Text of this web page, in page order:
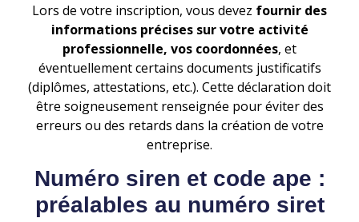
Lors de votre inscription, vous devez fournir des
informations précises sur votre activité
professionnelle, vos coordonnées, et
éventuellement certains documents justificatifs
(diplômes, attestations, etc.). Cette déclaration doit
être soigneusement renseignée pour éviter des
erreurs ou des retards dans la création de votre
entreprise.
Numéro siren et code ape :
préalables au numéro siret